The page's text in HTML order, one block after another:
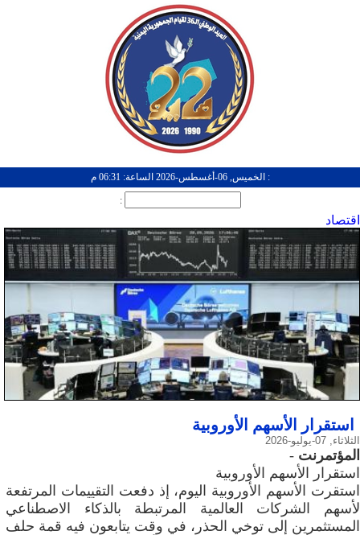
: الخميس, 06-أغسطس-2026 الساعة: 06:31 م
:
اقتصاد
استقرار الأسهم الأوروبية
الثلاثاء, 07-يوليو-2026
المؤتمرنت -
استقرار الأسهم الأوروبية
استقرت الأسهم الأوروبية اليوم، إذ دفعت التقييمات المرتفعة
لأسهم الشركات العالمية المرتبطة بالذكاء الاصطناعي
المستثمرين إلى توخي الحذر، في وقت يتابعون فيه قمة حلف